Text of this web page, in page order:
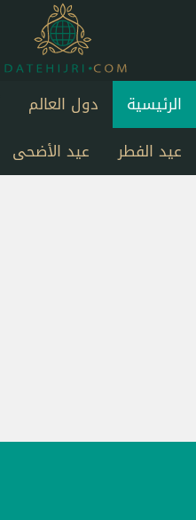
الرئيسية دول العالم
عيد الفطر
عيد الأضحى